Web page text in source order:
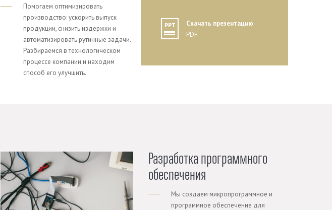
Помогаем оптимизировать
производство: ускорить выпуск
продукции, снизить издержки и
автоматизировать рутинные задачи.
Разбираемся в технологическом
процессе компании и находим
способ его улучшить.
Скачать презентацию
PDF
Разработка программного
обеспечения
Мы создаем микропрограммное и
программное обеспечение для